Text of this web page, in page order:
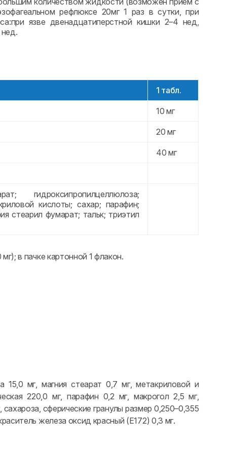
рефлюксе 20мг 1 раз в сутки, при
язве двенадцатиперстной кишки 2–4 нед,
1 табл.
10 мг
20 мг
40 мг
кислоты; сахар; парафин;
стеарил фумарат; тальк; триэтил
в пачке картонной 1 флакон.
15,0 мг, магния стеарат 0,7 мг, метакриловой и
220,0 мг, парафин 0,2 мг, макрогол 2,5 мг,
сферические гранулы размер 0,250–0,355
железа оксид красный (E172) 0,3 мг.